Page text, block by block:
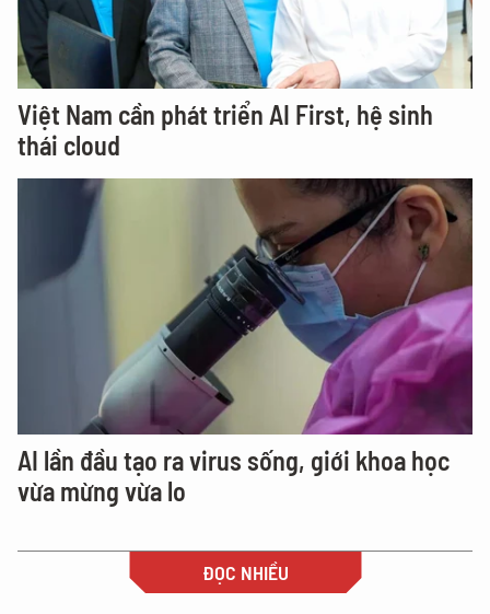
Việt Nam cần phát triển AI First, hệ sinh
thái cloud
AI lần đầu tạo ra virus sống, giới khoa học
vừa mừng vừa lo
ĐỌC NHIỀU